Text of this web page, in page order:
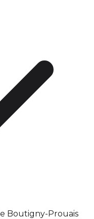
Boutigny-Prouais